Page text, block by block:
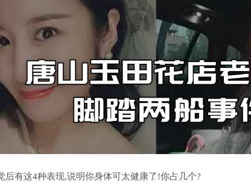
后有这4种表现,说明你身体可太健康了!你占几个?